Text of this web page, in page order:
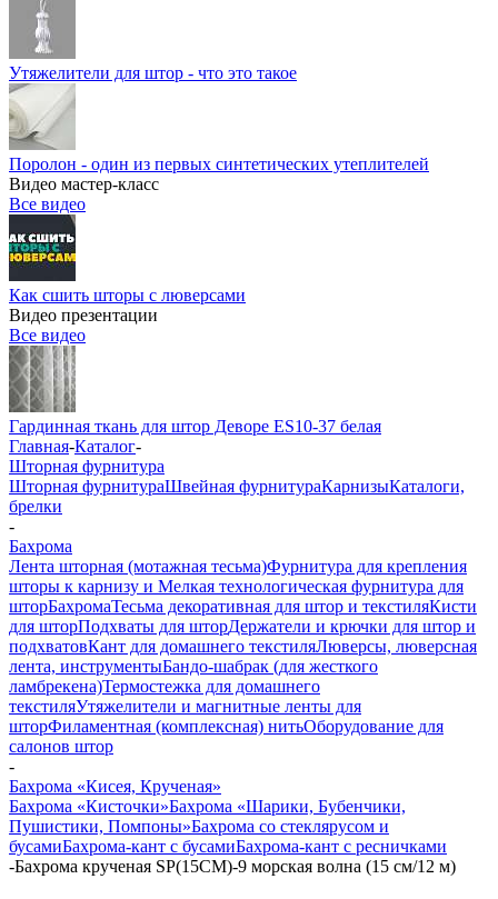
Утяжелители для штор - что это такое
Поролон - один из первых синтетических утеплителей
Видео мастер-класс
Все видео
Как сшить шторы с люверсами
Видео презентации
Все видео
Гардинная ткань для штор Деворе ES10-37 белая
Главная-Каталог-
Шторная фурнитура
Шторная фурнитураШвейная фурнитураКарнизыКаталоги,
брелки
-
Бахрома
Лента шторная (мотажная тесьма)Фурнитура для крепления
шторы к карнизу и Мелкая технологическая фурнитура для
шторБахромаТесьма декоративная для штор и текстиляКисти
для шторПодхваты для шторДержатели и крючки для штор и
подхватовКант для домашнего текстиляЛюверсы, люверсная
лента, инструментыБандо-шабрак (для жесткого
ламбрекена)Термостежка для домашнего
текстиляУтяжелители и магнитные ленты для
шторФиламентная (комплексная) нитьОборудование для
салонов штор
-
Бахрома «Кисея, Крученая»
Бахрома «Кисточки»Бахрома «Шарики, Бубенчики,
Пушистики, Помпоны»Бахрома со стеклярусом и
бусамиБахрома-кант с бусамиБахрома-кант с ресничками
-Бахрома крученая SP(15CM)-9 морская волна (15 см/12 м)